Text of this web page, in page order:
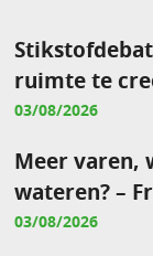
ruimte te
03/08/2026
Meer varen,
wateren? –
03/08/2026